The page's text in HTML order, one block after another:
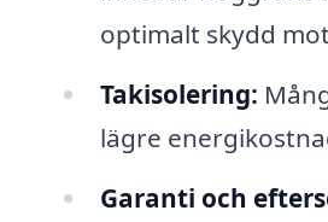
optimalt skydd
Takisolering:
lägre
Garanti och